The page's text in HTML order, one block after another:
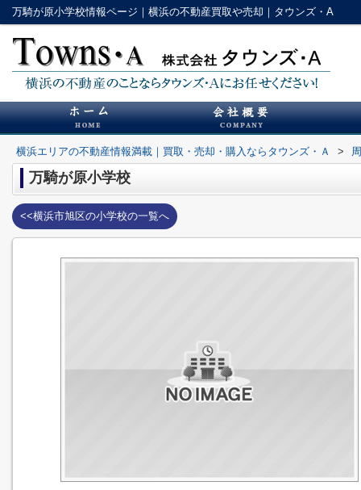
万騎が原小学校情報ページ｜横浜の不動産買取や売却｜タウンズ・A
横浜エリアの不動産情報満載｜買取・売却・購入ならタウンズ・Ａ >
万騎が原小学校
<<横浜市旭区の小学校の一覧へ